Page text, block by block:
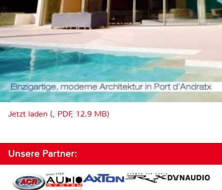
Jetzt laden (, PDF, 12.9 MB)
Unsere Partner: